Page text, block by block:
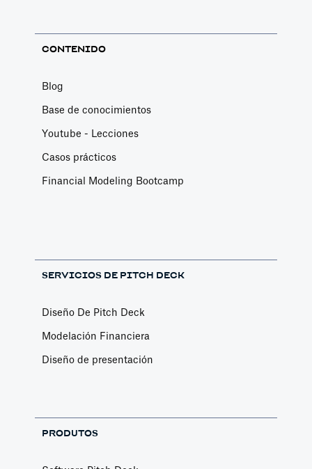
CONTENIDO
Blog
Base de conocimientos
Youtube - Lecciones
Casos prácticos
Financial Modeling Bootcamp
SERVICIOS DE PITCH DECK
Diseño De Pitch Deck
Modelación Financiera
Diseño de presentación
PRODUTOS